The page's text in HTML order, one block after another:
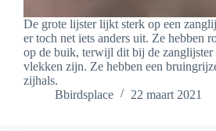
De grote lijster lijkt sterk op een
er toch net iets anders uit. Ze hebben
op de buik, terwijl dit bij de
vlekken zijn. Ze hebben een
zijhals.
Bbirdsplace
22 maart 2021